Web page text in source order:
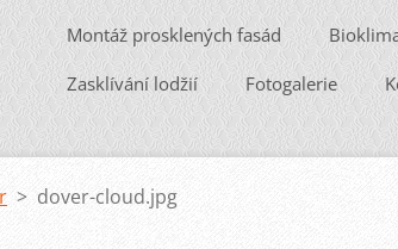
Montáž prosklených fasád
Zasklívání lodžií Fotogalerie
> dover-cloud.jpg